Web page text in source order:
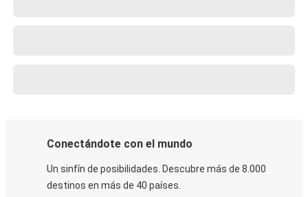
Conectándote con el mundo
Un sinfín de posibilidades. Descubre más de 8.000
destinos en más de 40 países.